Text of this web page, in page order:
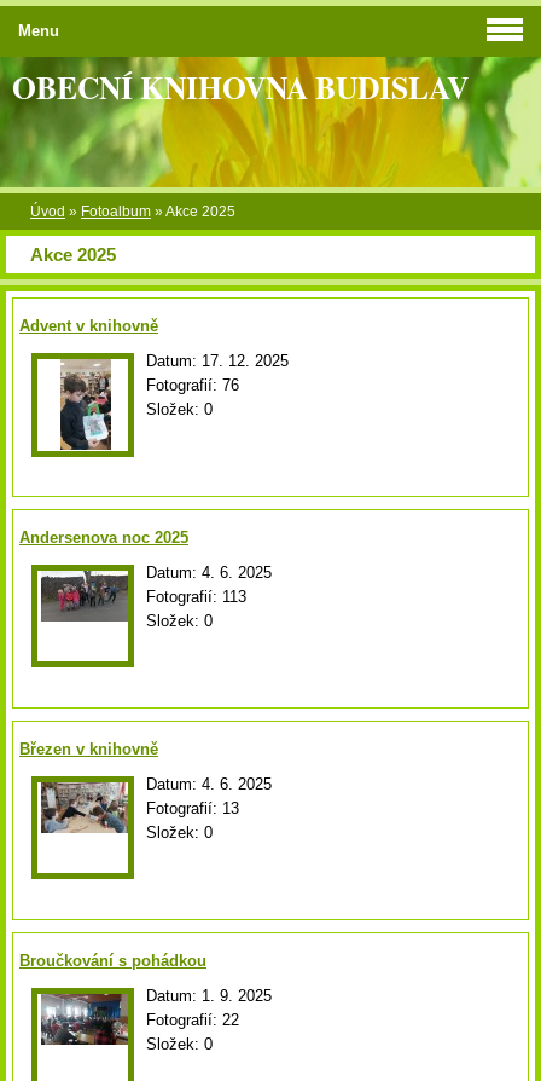
OBECNÍ KNIHOVNA BUDISLAV
Úvod » Fotoalbum »Akce 2025
Akce 2025
Advent v knihovně
Datum: 17. 12. 2025
Fotografií: 76
Složek: 0
Andersenova noc 2025
Datum: 4. 6. 2025
Fotografií: 113
Složek: 0
Březen v knihovně
Datum: 4. 6. 2025
Fotografií: 13
Složek: 0
Broučkování s pohádkou
Datum: 1. 9. 2025
Fotografií: 22
Složek: 0
Menu